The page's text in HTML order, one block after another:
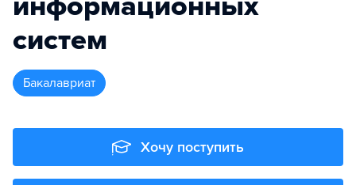
систем
бакалавриат
Хочу поступить